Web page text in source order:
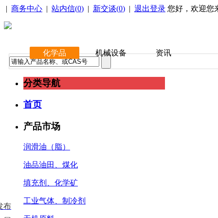
| 商务中心 | 站内信(0) | 新交谈(0) | 退出登录 您好，欢迎您
化学品 机械设备 资讯
分类导航
首页
产品市场
润滑油（脂）
油品油田、煤化
填充剂、化学矿
工业气体、制冷剂
布